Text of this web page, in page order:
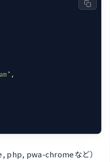
,
php, pwa-chromeなど）